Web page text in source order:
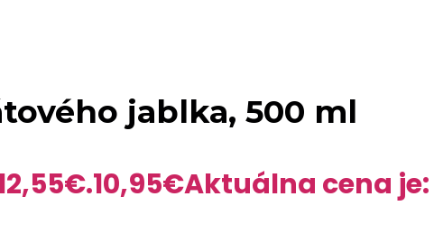
jablka, 500 ml
10,95€Aktuálna cena je: